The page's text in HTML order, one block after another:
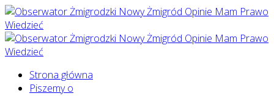
Strona główna
Piszemy o